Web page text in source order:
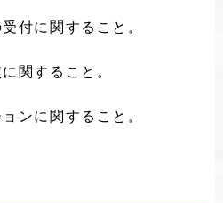
付に関すること。
関すること。
ンに関すること。